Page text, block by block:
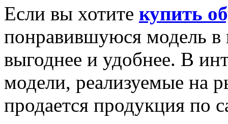
Если вы хотите купить
понравившуюся модель в
выгоднее и удобнее. В
модели, реализуемые на
продается продукция